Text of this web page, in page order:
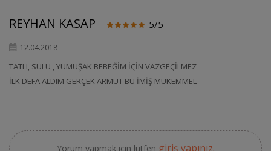
REYHAN KASAP 5/5
12.04.2018
TATLI, SULU , YUMUŞAK BEBEĞİM İÇİN VAZGEÇİLMEZ
İLK DEFA ALDIM GERÇEK ARMUT BU İMİŞ MÜKEMMEL
Yorum yapmak için lütfen giriş yapınız.